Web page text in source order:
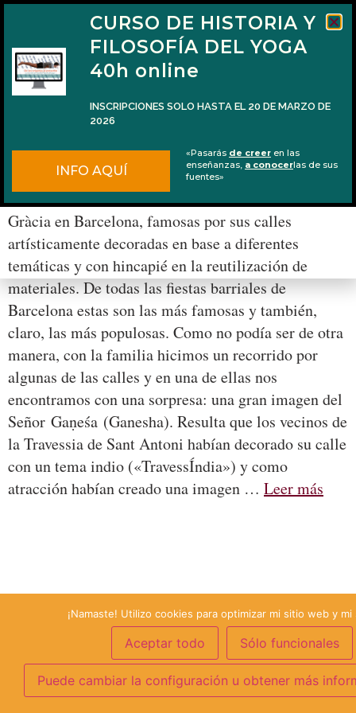
Vināyaka caturthī 2014 y las piernas cruzadas
de Gaṇeśa
Hace unos días fueron las Fiestas del barrio de
Gràcia en Barcelona, famosas por sus calles
artísticamente decoradas en base a diferentes
temáticas y con hincapié en la reutilización de
materiales. De todas las fiestas barriales de
Barcelona estas son las más famosas y también,
claro, las más populosas. Como no podía ser de otra
manera, con la familia hicimos un recorrido por
algunas de las calles y en una de ellas nos
encontramos con una sorpresa: una gran imagen del
Señor Gaṇeśa (Ganesha). Resulta que los vecinos de
la Travessia de Sant Antoni habían decorado su calle
con un tema indio («TravessÍndia») y como
atracción habían creado una imagen … Leer más
¡Namaste! Utilizo cookies para optimizar mi sitio web y mi
Aceptar todo Sólo funcionales
Puede cambiar la configuración u obtener más
CURSO DE HISTORIA Y
FILOSOFÍA DEL YOGA
40h online
INSCRIPCIONES SOLO HASTA EL 20 DE MARZO DE
2026
INFO AQUÍ
«Pasarás de creer en las
enseñanzas, a conocerlas de sus
fuentes»